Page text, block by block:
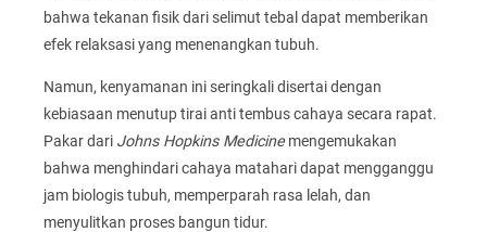
bahwa tekanan fisik dari selimut tebal dapat memberikan
efek relaksasi yang menenangkan tubuh.
Namun, kenyamanan ini seringkali disertai dengan
kebiasaan menutup tirai anti tembus cahaya secara rapat.
Pakar dari Johns Hopkins Medicinemengemukakan
bahwa menghindari cahaya matahari dapat mengganggu
jam biologis tubuh, memperparah rasa lelah, dan
menyulitkan proses bangun tidur.